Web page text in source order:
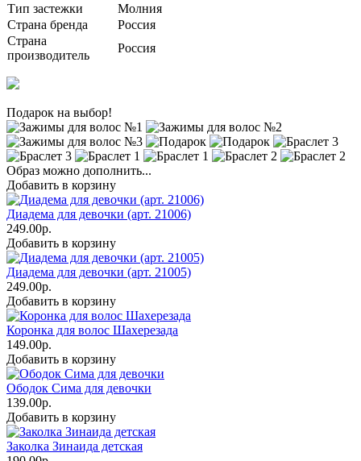
Тип застежки
Молния
Страна бренда
Россия
Страна
производитель
Россия
Подарок на выбор!
Образ можно дополнить...
Добавить в корзину
Диадема для девочки (арт. 21006)
249.00р.
Добавить в корзину
Диадема для девочки (арт. 21005)
249.00р.
Добавить в корзину
Коронка для волос Шахерезада
149.00р.
Добавить в корзину
Ободок Сима для девочки
139.00р.
Добавить в корзину
Заколка Зинаида детская